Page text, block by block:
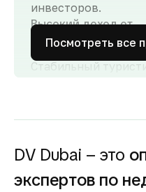
инвесторов.
Высокий доход от
аренды
Стабильный
доходность для
аренды.
строящуюся
Посмотреть все
DV Dubai – это
экспертов по